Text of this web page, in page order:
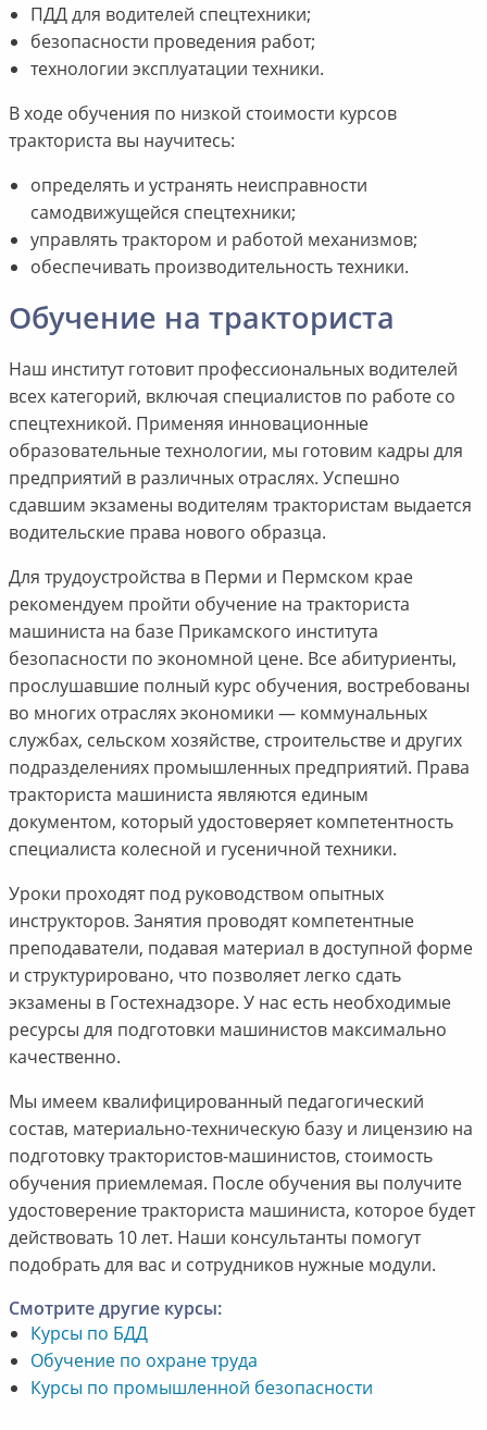
ПДД для водителей спецтехники;
безопасности проведения работ;
технологии эксплуатации техники.
В ходе обучения по низкой стоимости курсов
тракториста вы научитесь:
определять и устранять неисправности
самодвижущейся спецтехники;
управлять трактором и работой механизмов;
обеспечивать производительность техники.
Обучение на тракториста
Наш институт готовит профессиональных водителей
всех категорий, включая специалистов по работе со
спецтехникой. Применяя инновационные
образовательные технологии, мы готовим кадры для
предприятий в различных отраслях. Успешно
сдавшим экзамены водителям трактористам выдается
водительские права нового образца.
Для трудоустройства в Перми и Пермском крае
рекомендуем пройти обучение на тракториста
машиниста на базе Прикамского института
безопасности по экономной цене. Все абитуриенты,
прослушавшие полный курс обучения, востребованы
во многих отраслях экономики — коммунальных
службах, сельском хозяйстве, строительстве и других
подразделениях промышленных предприятий. Права
тракториста машиниста являются единым
документом, который удостоверяет компетентность
специалиста колесной и гусеничной техники.
Уроки проходят под руководством опытных
инструкторов. Занятия проводят компетентные
преподаватели, подавая материал в доступной форме
и структурировано, что позволяет легко сдать
экзамены в Гостехнадзоре. У нас есть необходимые
ресурсы для подготовки машинистов максимально
качественно.
Мы имеем квалифицированный педагогический
состав, материально-техническую базу и лицензию на
подготовку трактористов-машинистов, стоимость
обучения приемлемая. После обучения вы получите
удостоверение тракториста машиниста, которое будет
действовать 10 лет. Наши консультанты помогут
подобрать для вас и сотрудников нужные модули.
Смотрите другие курсы:
Курсы по БДД
Обучение по охране труда
Курсы по промышленной безопасности